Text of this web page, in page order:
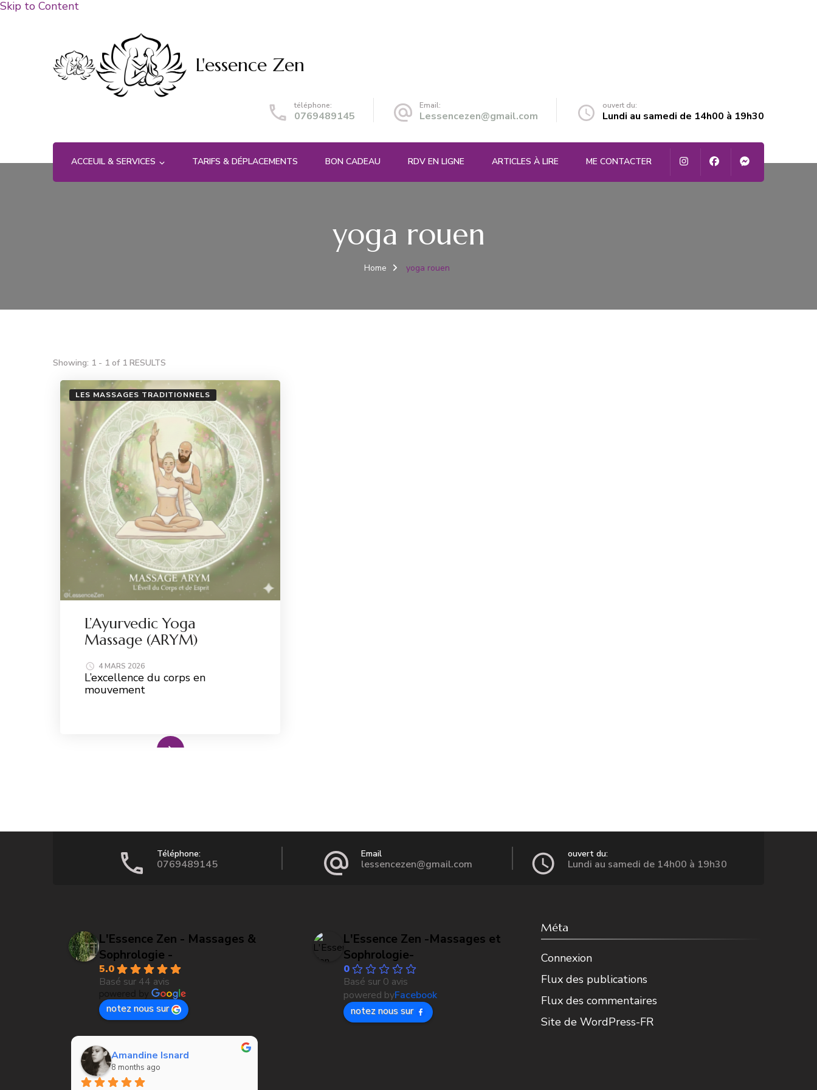
Skip to Content
L'essence Zen
téléphone:
0769489145
Email:
Lessencezen@gmail.com
ouvert du:
Lundi au samedi de 14h00 à 19h30
ACCEUIL & SERVICES TARIFS & DÉPLACEMENTS BON CADEAU RDV EN LIGNE ARTICLES À LIRE ME CONTACTER
yoga rouen
Home yoga rouen
Showing: 1 - 1 of 1 RESULTS
LES MASSAGES TRADITIONNELS
L’Ayurvedic Yoga
Massage (ARYM)
4 MARS 2026
L’excellence du corps en
mouvement
Téléphone:
0769489145
Email
lessencezen@gmail.com
ouvert du:
Lundi au samedi de 14h00 à 19h30
L'Essence Zen - Massages &
Sophrologie -
5.0
Basé sur 44 avis
notez nous sur
Braderie Gourmande
12 months ago
L'Essence Zen -Massages et
Sophrologie-
0
Basé sur 0 avis
powered byFacebook
notez nous sur
Méta
Connexion
Flux des publications
Flux des commentaires
Site de WordPress-FR